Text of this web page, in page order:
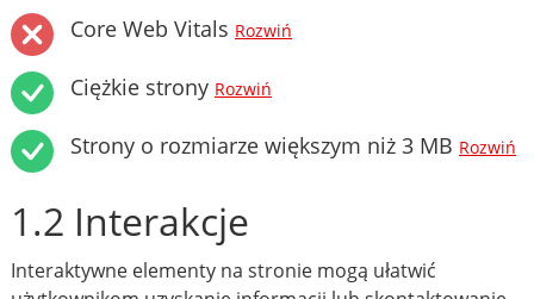
Core Web Vitals Rozwiń
Ciężkie strony Rozwiń
Strony o rozmiarze większym niż 3 MB Rozwiń
1.2 Interakcje
Interaktywne elementy na stronie mogą ułatwić